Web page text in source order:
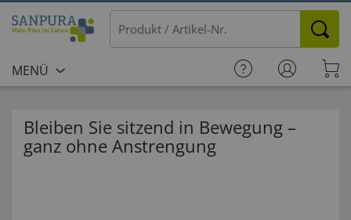
MENÜ
Bleiben Sie sitzend in Bewegung –
ganz ohne Anstrengung